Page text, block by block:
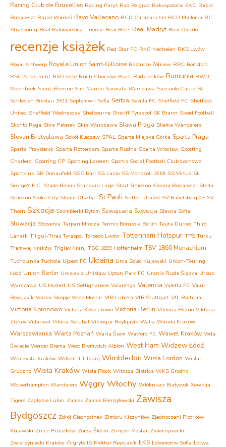
Racing Club de Bruxelles Racing Paryż Rad Belgrad Rakospalotai EAC Rapid
Bukareszt Rapid Wiedeń Rayo Vallecano RCD Carabanchel RCD Mallorca RC
Strasbourg Real Balompédica Linense Real Betis Real Madryt Real Oviedo
recenzje książek Red Star FC RKC Mechelen RKS Lwów
Royal Antwerp Royale Union Saint-Gilloise Roztocze Żółkiew RRC Boitsfort
RSC Anderlecht RSD Jette Ruch Chorzów Ruch Radzionków Rumunia RWD
Molenbeek Saint-Étienne San Marino Sarmata Warszawa Sassuolo Calcio SC
Schlesien Breslau 1901 Septemwri Sofia Serbia Sevilla FC Sheffield FC Sheffield
United Sheffield Wednesday Shelbourne Sheriff Tyraspol SK Brann Skeid Football
Skonto Ryga Skra Paterek Skra Warszawa Slavia Praga Sliema Wanderers
Slovan Bratysława Sokół Kleczew SPAL Sparta Miejska Górka Sparta Praga
Sparta Przysiersk Sparta Rotterdam Sparta Rudna Sparta Wrocław Sporting
Charleroi Sporting CP Sporting Lokeren Sportis Social Football Club Łochowo
Sportklub SR Donaufeld SSC Bari SS Lazio SS Monopoli 1966 SS Virtus St.
George's F.C. Stade Reims Standard Liege Start Gniezno Steaua Bukareszt Stella
Gniezno Stoke City Stomil Olsztyn St Pauli Sutton United SV Babelsberg 03 SV
Thorn Szkocja Szombierki Bytom Szwajcaria Szwecja Sławia Sofia
Słowacja Słowenia Tarpan Mrocza Tennis Borussia Berlin Teuta Durres Third
Lanark Tiligul-Tiras Tyraspol Torpedo Lwów Tottenham Hotspur TPS Turku
Tramwaj Kraków Triglav Kranj TSG 1899 Hoffenheim TSV 1860 Monachium
Tucholanka Tuchola Ujpest FC Ukraina Unia Solec Kujawski Union-Touring
Łódź Union Berlin Unislavia Unisław Upton Park FC Urania Ruda Śląska Ursus
Warszawa US Hostert US Settignanese Valarenga Valencia Valetta FC Valur
Reykjavík Vardar Skopje Velez Mostar VfB Lubeka VfB Stuttgart VfL Bochum
Victoria Koronowo Victoria Kołaczkowo Viktoria Berlin Viktoria Pilzno Viktoria
Zizkov Villarreal Vitoria Setubal Víkingur Reykjavík Walia Wanda Kraków
Warszawianka Warta Poznań Warta Śrem Watford FC Wawel Kraków Wda
Świecie Werder Brema West Bromwich Albion West Ham Widzew Łódź
Wieczysta Kraków Willem II Tilburg Wimbledon Wisła Fordon Wisła
Gruczno Wisła Kraków Wisła Płock Witosza Bistrica WKS Grodno
Wolverhampton Wanderers WęgryWłochy Włókniarz Białystok Xewkija
Tigers Zagłębie Lubin Zamek Zamek Bierzgłowski Zawisza
Bydgoszcz Zdrój Ciechocinek Zimbru Kiszyniów Zjednoczeni Piotrków
Kujawski Znicz Pruszków Zorza Ślesin Zrinjski Mostar Zwierzyniecki
Zwierzyniecki Kraków Örgryte IS Þróttur Reykjavík ŁKS Łokomotiw Sofia Łotwa